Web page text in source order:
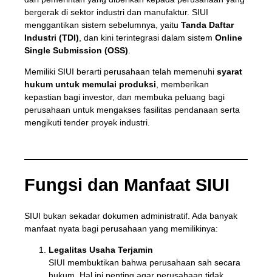
bergerak di sektor industri dan manufaktur. SIUI
menggantikan sistem sebelumnya, yaitu Tanda Daftar
Industri (TDI) , dan kini terintegrasi dalam sistem Online
Single Submission (OSS)
Memiliki SIUI berarti perusahaan telah memenuhi syarat
hukum untuk memulai produksi , memberikan
kepastian bagi investor, dan membuka peluang bagi
perusahaan untuk mengakses fasilitas pendanaan serta
mengikuti tender proyek industri.
Fungsi dan Manfaat SIUI
SIUI bukan sekadar dokumen administratif. Ada banyak
manfaat nyata bagi perusahaan yang memilikinya:
Legalitas Usaha Terjamin
SIUI membuktikan bahwa perusahaan sah secara